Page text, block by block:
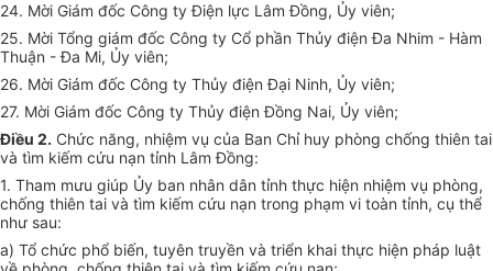
24. Mời Giám đốc Công ty Điện lực Lâm Đồng, Ủy viên;
25. Mời Tổng giám đốc Công ty Cổ phần Thủy điện Đa Nhim - Hàm
Thuận - Đa Mi, Ủy viên;
26. Mời Giám đốc Công ty Thủy điện Đại Ninh, Ủy viên;
27. Mời Giám đốc Công ty Thủy điện Đồng Nai, Ủy viên;
Điều 2. Chức năng, nhiệm vụ của Ban Chỉ huy phòng chống thiên tai
và tìm kiếm cứu nạn tỉnh Lâm Đồng:
1. Tham mưu giúp Ủy ban nhân dân tỉnh thực hiện nhiệm vụ phòng,
chống thiên tai và tìm kiếm cứu nạn trong phạm vi toàn tỉnh, cụ thể
như sau:
a) Tổ chức phổ biến, tuyên truyền và triển khai thực hiện pháp luật